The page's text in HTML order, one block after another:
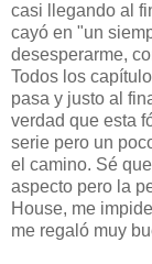
casi llegando al
cayó en "un
desesperarme,
Todos los
pasa y justo al
verdad que esta
serie pero un
el camino. Sé
aspecto pero la
House, me
me regaló muy